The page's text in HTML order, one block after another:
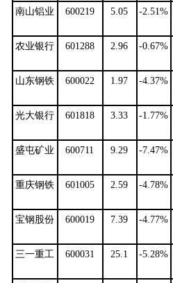
南山铝业 600219 5.05 -2.51%
农业银行 601288 2.96 -0.67%
山东钢铁 600022 1.97 -4.37%
光大银行 601818 3.33 -1.77%
盛屯矿业 600711 9.29 -7.47%
重庆钢铁 601005 2.59 -4.78%
宝钢股份 600019 7.39 -4.77%
三一重工 600031 25.1 -5.28%